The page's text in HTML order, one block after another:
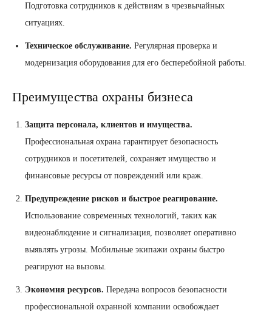
Подготовка сотрудников к действиям в чрезвычайных
ситуациях.
Техническое обслуживание. Регулярная проверка и
модернизация оборудования для его бесперебойной работы.
Преимущества охраны бизнеса
Защита персонала, клиентов и имущества.
Профессиональная охрана гарантирует безопасность
сотрудников и посетителей, сохраняет имущество и
финансовые ресурсы от повреждений или краж.
Предупреждение рисков и быстрое реагирование.
Использование современных технологий, таких как
видеонаблюдение и сигнализация, позволяет оперативно
выявлять угрозы. Мобильные экипажи охраны быстро
реагируют на вызовы.
Экономия ресурсов. Передача вопросов безопасности
профессиональной охранной компании освобождает